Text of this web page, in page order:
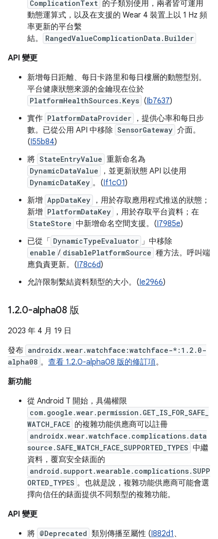
ComplicationText 的子類別使用，兩者皆可運用
動態運算式，以及在支援的 Wear 4 裝置上以 1 Hz 頻
率更新的平台繫
結。
RangedValueComplicationData.Builder
API 變更
新增每日距離、每日卡路里和每日樓層的動態型別。
平台健康狀態來源的金鑰現在位於
PlatformHealthSources.Keys (Ib7637)
實作 PlatformDataProvider
，提供心率和每日步
數。已從公用 API 中移除 SensorGateway 介面。
(I55b84)
將 StateEntryValue 重新命名為
DynamicDataValue ，並更新狀態 API 以使用
DynamicDataKey 。(If1c01)
新增 AppDataKey
，用於存取應用程式推送的狀態；
新增 PlatformDataKey ，用於存取平台資料；在
StateStore 中新增命名空間支援。(I7985e)
已從「
DynamicTypeEvaluator 」中移除
enable / disablePlatformSource 種方法。呼叫端
應負責更新。(I78c6d)
允許限制繫結資料類型的大小。(Ie2966)
1.2.0-alpha08 版
2023 年 4 月 19 日
發布 androidx.wear.watchface:watchface-*:1.2.0-
alpha08 。 查看 1.2.0-alpha08 版的修訂項。
新功能
從 Android T 開始，具備權限
com.google.wear.permission.GET_IS_FOR_SAFE_
WATCH_FACE 的複雜功能供應商可以註冊
androidx.wear.watchface.complications.data
source.SAFE_WATCH_FACE_SUPPORTED_TYPES 中繼
資料，覆寫安全錶面的
android.support.wearable.complications.SUPP
ORTED_TYPES 。也就是說，複雜功能供應商可能會選
擇向信任的錶面提供不同類型的複雜功能。
API 變更
將 @Deprecated 類別傳播至屬性 (I882d1 、